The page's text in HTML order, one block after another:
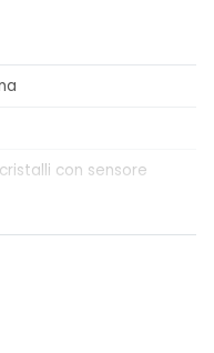
con sensore
e posteriori
lato conducente